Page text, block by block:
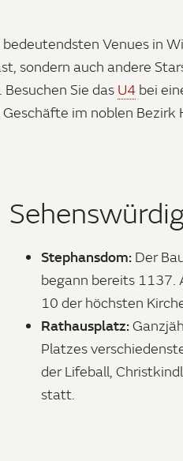
Venues in
sondern auch andere
Sie das U4 bei
im noblen Bezirk
Stephansdom: Der
begann bereits 1137.
10 der höchsten
Rathausplatz:
Platzes
der Lifeball,
statt.